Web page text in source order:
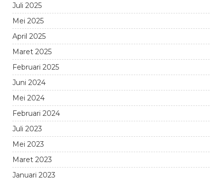
Juli 2025
Mei 2025
April 2025
Maret 2025
Februari 2025
Juni 2024
Mei 2024
Februari 2024
Juli 2023
Mei 2023
Maret 2023
Januari 2023